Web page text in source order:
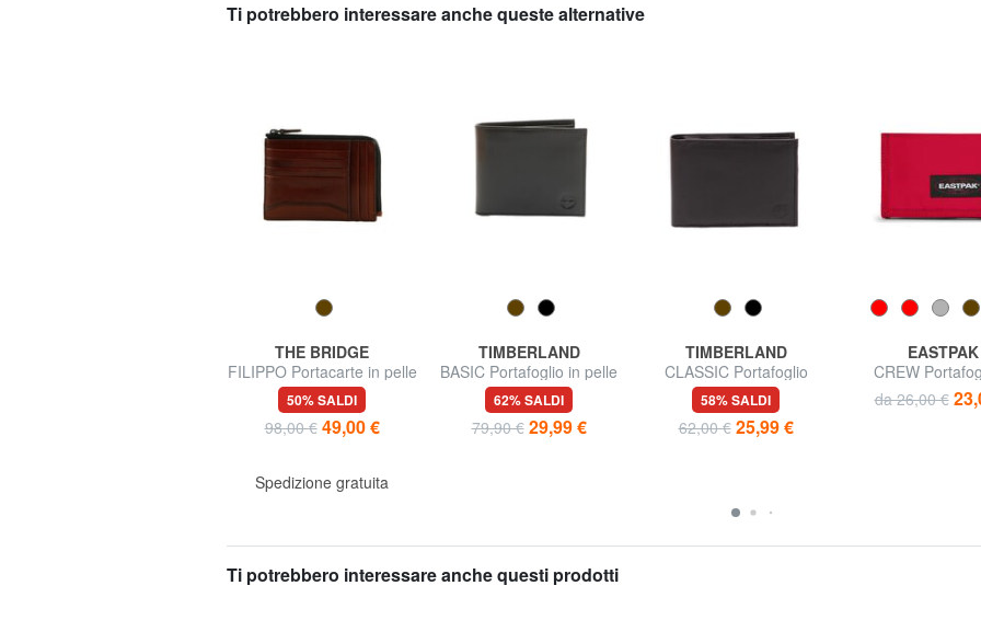
Ti potrebbero interessare anche queste alternative
THE BRIDGE
FILIPPO Portacarte in pelle
con zip
50% SALDI
98,00 € 49,00 €
Spedizione gratuita
TIMBERLAND
BASIC Portafoglio in pelle
6cc
62% SALDI
79,90 € 29,99 €
TIMBERLAND
CLASSIC Portafoglio
portamonete in pelle
58% SALDI
62,00 € 25,99 €
EASTPAK
CREW
strappo
da 26,00 €
Ti potrebbero interessare anche questi prodotti